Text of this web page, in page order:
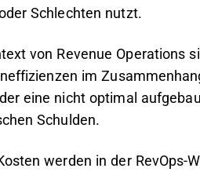
Schlechten nutzt.
von Revenue Operations
im
eine nicht optimal
Schulden.
werden in der